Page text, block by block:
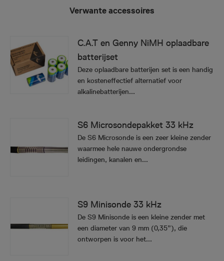
Verwante accessoires
C.A.T en Genny NiMH oplaadbare
batterijset
Deze oplaadbare batterijen set is een handig
en kosteneffectief alternatief voor
alkalinebatterijen...
S6 Microsondepakket 33 kHz
De S6 Microsonde is een zeer kleine zender
waarmee hele nauwe ondergrondse
leidingen, kanalen en...
S9 Minisonde 33 kHz
De S9 Minisonde is een kleine zender met
een diameter van 9 mm (0,35”), die
ontworpen is voor het...